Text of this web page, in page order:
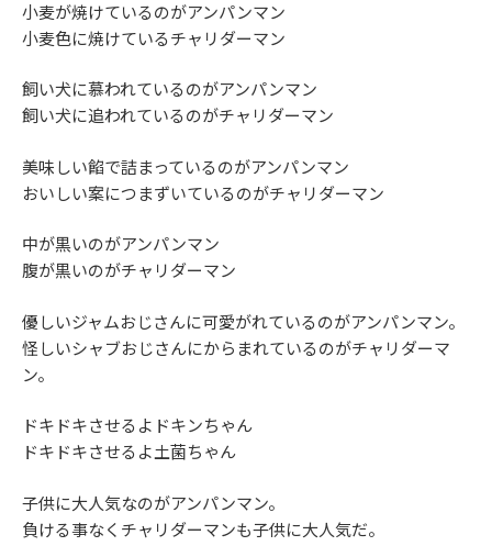
小麦が焼けているのがアンパンマン
小麦色に焼けているチャリダーマン
飼い犬に慕われているのがアンパンマン
飼い犬に追われているのがチャリダーマン
美味しい餡で詰まっているのがアンパンマン
おいしい案につまずいているのがチャリダーマン
中が黒いのがアンパンマン
腹が黒いのがチャリダーマン
優しいジャムおじさんに可愛がれているのがアンパンマン。
怪しいシャブおじさんにからまれているのがチャリダーマ
ン。
ドキドキさせるよドキンちゃん
ドキドキさせるよ土菌ちゃん
子供に大人気なのがアンパンマン。
負ける事なくチャリダーマンも子供に大人気だ。